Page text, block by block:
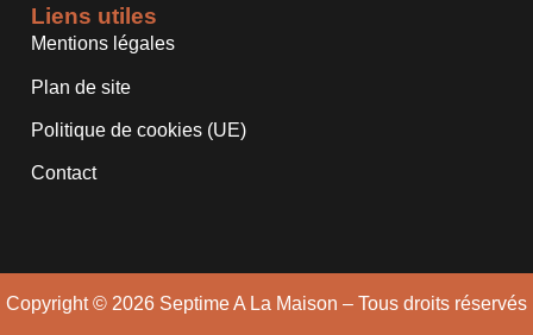
Liens utiles
Mentions légales
Plan de site
Politique de cookies (UE)
Contact
Copyright © 2026 Septime A La Maison – Tous droits réservés